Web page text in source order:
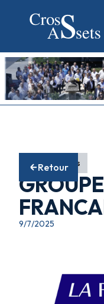
Retour
Fonds actions
9/7/2025